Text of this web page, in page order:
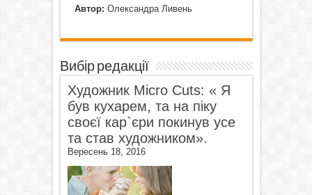
Автор: Олександра Ливень
Вибір редакції
Художник Micro Cuts: « Я
був кухарем, та на піку
своєї кар`єри покинув усе
та став художником».
Вересень 18, 2016